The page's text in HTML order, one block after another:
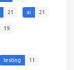
21 ai 21
19
testing 11